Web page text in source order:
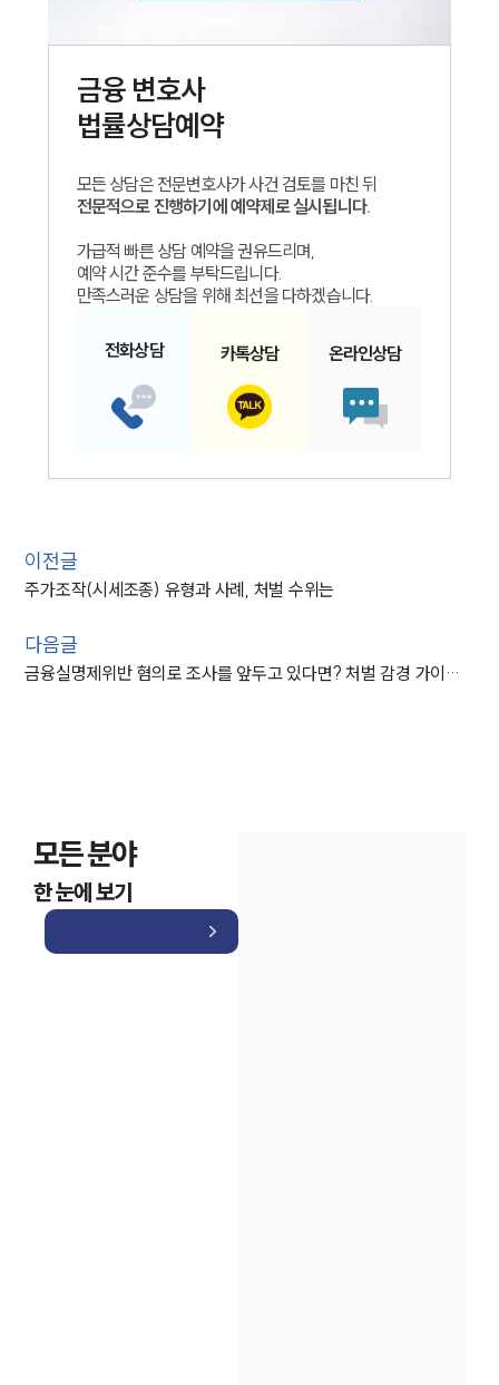
금융변호사
법률상담예약
모든 상담은 전문변호사가 사건 검토를 마친 뒤
전문적으로 진행하기에 예약제로 실시됩니다.
가급적 빠른 상담 예약을 권유드리며,
예약 시간 준수를 부탁드립니다.
만족스러운 상담을 위해 최선을 다하겠습니다.
전화상담 카톡상담 온라인상담
이전글
주가조작(시세조종) 유형과 사례, 처벌 수위는
다음글
금융실명제위반 혐의로 조사를 앞두고 있다면? 처벌 감경 가이드 살펴보기
모든 분야
한 눈에 보기